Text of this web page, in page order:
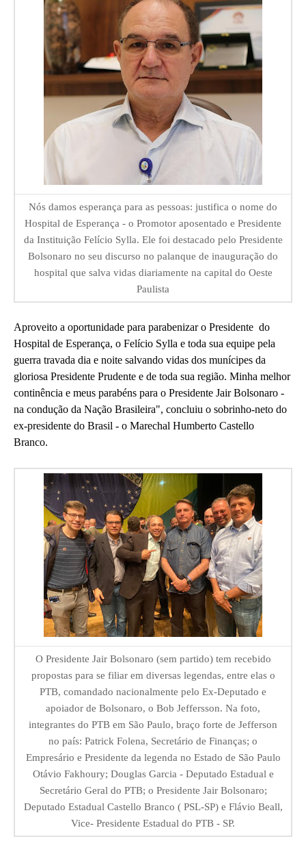
Nós damos esperança para as pessoas: justifica o nome do
Hospital de Esperança - o Promotor aposentado e Presidente
da Instituição Felício Sylla. Ele foi destacado pelo Presidente
Bolsonaro no seu discurso no palanque de inauguração do
hospital que salva vidas diariamente na capital do Oeste
Paulista
Aproveito a oportunidade para parabenizar o Presidente do
Hospital de Esperança, o Felício Sylla e toda sua equipe pela
guerra travada dia e noite salvando vidas dos munícipes da
gloriosa Presidente Prudente e de toda sua região. Minha melhor
continência e meus parabéns para o Presidente Jair Bolsonaro -
na condução da Nação Brasileira", concluiu o sobrinho-neto do
ex-presidente do Brasil - o Marechal Humberto Castello
Branco.
O Presidente Jair Bolsonaro (sem partido) tem recebido
propostas para se filiar em diversas legendas, entre elas o
PTB, comandado nacionalmente pelo Ex-Deputado e
apoiador de Bolsonaro, o Bob Jeffersson. Na foto,
integrantes do PTB em São Paulo, braço forte de Jefferson
no país: Patrick Folena, Secretário de Finanças; o
Empresário e Presidente da legenda no Estado de São Paulo
Otávio Fakhoury; Douglas Garcia - Deputado Estadual e
Secretário Geral do PTB; o Presidente Jair Bolsonaro;
Deputado Estadual Castello Branco ( PSL-SP) e Flávio Beall,
Vice- Presidente Estadual do PTB - SP.